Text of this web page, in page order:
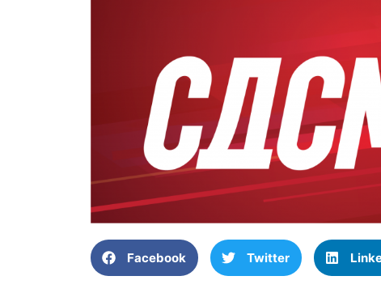
Facebook Twitter